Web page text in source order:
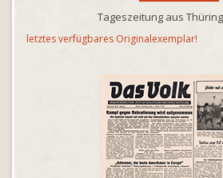
Tageszeitung aus
letztes verfügbares Originalexemplar!